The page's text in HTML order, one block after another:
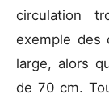
circulation
exemple des
large, alors
de 70 cm.